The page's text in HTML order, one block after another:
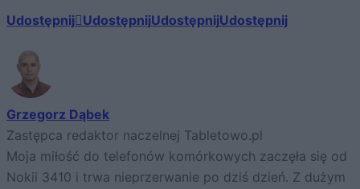
Udostępnij UdostępnijUdostępnijUdostępnij
Grzegorz Dąbek
Zastępca redaktor naczelnej Tabletowo.pl
Moja miłość do telefonów komórkowych zaczęła się od
Nokii 3410 i trwa nieprzerwanie po dziś dzień. Z dużym